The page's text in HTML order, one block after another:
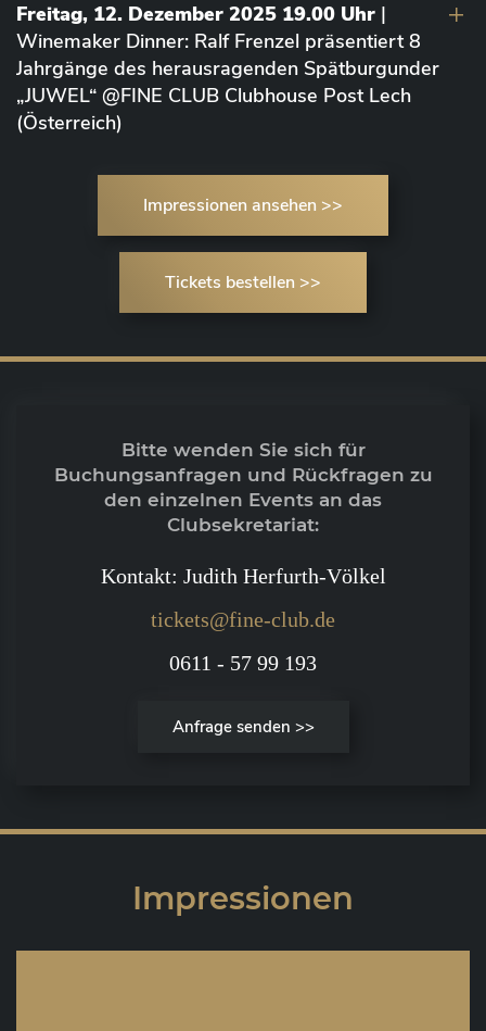
Freitag, 12. Dezember 2025 19.00 Uhr |
Winemaker Dinner: Ralf Frenzel präsentiert 8
Jahrgänge des herausragenden Spätburgunder
„JUWEL“ @FINE CLUB Clubhouse Post Lech
(Österreich)
Impressionen ansehen >>
Tickets bestellen >>
Bitte wenden Sie sich für
Buchungsanfragen und Rückfragen zu
den einzelnen Events an das
Clubsekretariat:
Kontakt: Judith Herfurth-Völkel
tickets@fine-club.de
0611 - 57 99 193
Anfrage senden >>
Impressionen